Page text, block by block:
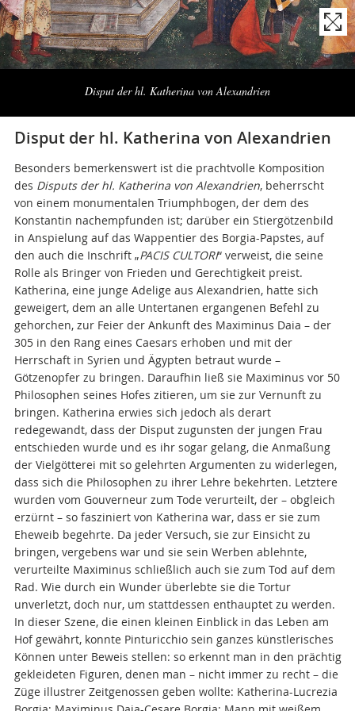
Disput der hl. Katherina von Alexandrien
Naviga
photogallery
Disput der hl. Katherina von Alexandrien
Besonders bemerkenswert ist die prachtvolle Komposition
des Disputs der hl. Katherina von Alexandrien, beherrscht
von einem monumentalen Triumphbogen, der dem des
Konstantin nachempfunden ist; darüber ein Stiergötzenbild
in Anspielung auf das Wappentier des Borgia-Papstes, auf
den auch die Inschrift „PACIS CULTORI“ verweist, die seine
Rolle als Bringer von Frieden und Gerechtigkeit preist.
Katherina, eine junge Adelige aus Alexandrien, hatte sich
geweigert, dem an alle Untertanen ergangenen Befehl zu
gehorchen, zur Feier der Ankunft des Maximinus Daia – der
305 in den Rang eines Caesars erhoben und mit der
Herrschaft in Syrien und Ägypten betraut wurde –
Götzenopfer zu bringen. Daraufhin ließ sie Maximinus vor 50
Philosophen seines Hofes zitieren, um sie zur Vernunft zu
bringen. Katherina erwies sich jedoch als derart
redegewandt, dass der Disput zugunsten der jungen Frau
entschieden wurde und es ihr sogar gelang, die Anmaßung
der Vielgötterei mit so gelehrten Argumenten zu widerlegen,
dass sich die Philosophen zu ihrer Lehre bekehrten. Letztere
wurden vom Gouverneur zum Tode verurteilt, der – obgleich
erzürnt – so fasziniert von Katherina war, dass er sie zum
Eheweib begehrte. Da jeder Versuch, sie zur Einsicht zu
bringen, vergebens war und sie sein Werben ablehnte,
verurteilte Maximinus schließlich auch sie zum Tod auf dem
Rad. Wie durch ein Wunder überlebte sie die Tortur
unverletzt, doch nur, um stattdessen enthauptet zu werden.
In dieser Szene, die einen kleinen Einblick in das Leben am
Hof gewährt, konnte Pinturicchio sein ganzes künstlerisches
Können unter Beweis stellen: so erkennt man in den prächtig
gekleideten Figuren, denen man – nicht immer zu recht – die
Züge illustrer Zeitgenossen geben wollte: Katherina-Lucrezia